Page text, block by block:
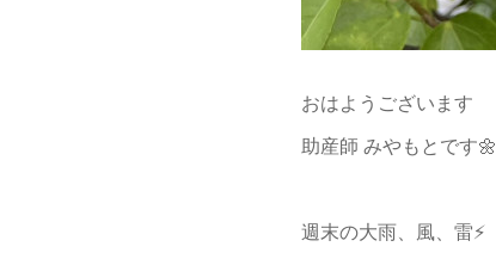
おはようございます
助産師 みやもとです🌼
週末の大雨、風、雷⚡️